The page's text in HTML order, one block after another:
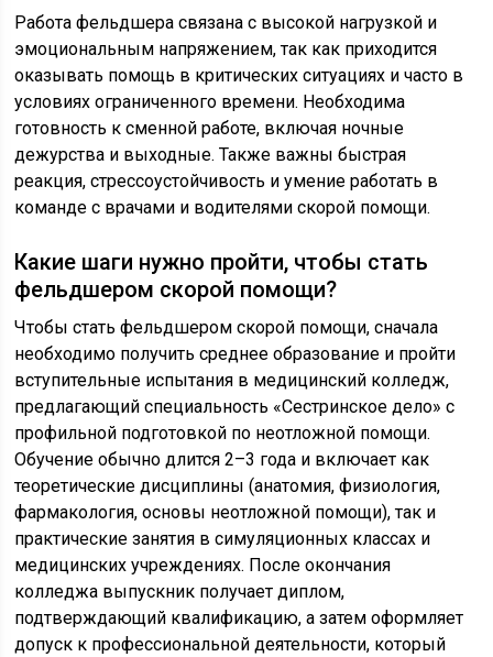
Работа фельдшера связана с высокой нагрузкой и
эмоциональным напряжением, так как приходится
оказывать помощь в критических ситуациях и часто в
условиях ограниченного времени. Необходима
готовность к сменной работе, включая ночные
дежурства и выходные. Также важны быстрая
реакция, стрессоустойчивость и умение работать в
команде с врачами и водителями скорой помощи.
Какие шаги нужно пройти, чтобы стать
фельдшером скорой помощи?
Чтобы стать фельдшером скорой помощи, сначала
необходимо получить среднее образование и пройти
вступительные испытания в медицинский колледж,
предлагающий специальность «Сестринское дело» с
профильной подготовкой по неотложной помощи.
Обучение обычно длится 2–3 года и включает как
теоретические дисциплины (анатомия, физиология,
фармакология, основы неотложной помощи), так и
практические занятия в симуляционных классах и
медицинских учреждениях. После окончания
колледжа выпускник получает диплом,
подтверждающий квалификацию, а затем оформляет
допуск к профессиональной деятельности, который